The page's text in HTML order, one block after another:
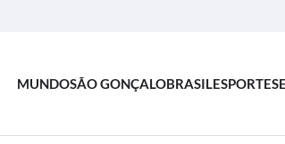
MUNDOSÃO GONÇALOBRASILESPORTES